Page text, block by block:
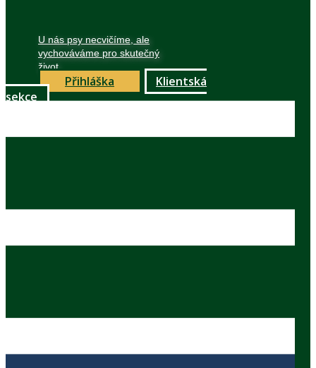
U nás psy necvičíme, ale
vychováváme pro skutečný
život
Přihláška
Klientská
sekce